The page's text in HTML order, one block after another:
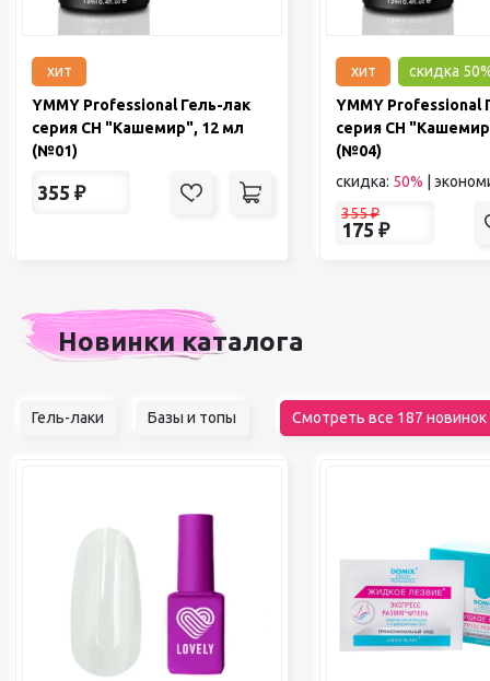
хит
YMMY Professional Гель-лак
серия CH "Кашемир", 12 мл
(№01)
355 ₽
хит
скидка
YMMY Professional
серия CH
(№04)
скидка: 50%
355₽
175 ₽
Новинки каталога
Гель-лаки Базы и топы Смотреть все 187 новинок